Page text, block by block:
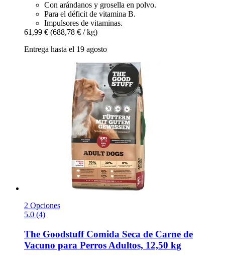
Con arándanos y grosella en polvo.
Para el déficit de vitamina B.
Impulsores de vitaminas.
61,99 € (688,78 € / kg)
Entrega hasta el 19 agosto
2 Opciones
5.0 (4)
The GoodstuffComida Seca de Carne de
Vacuno para Perros Adultos, 12,50 kg